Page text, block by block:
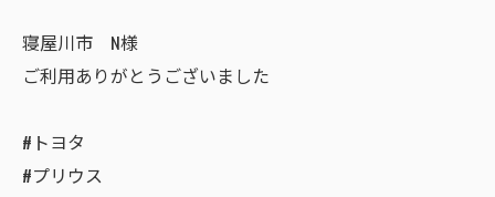
寝屋川市 N様
ご利用ありがとうございました
#トヨタ
#プリウス